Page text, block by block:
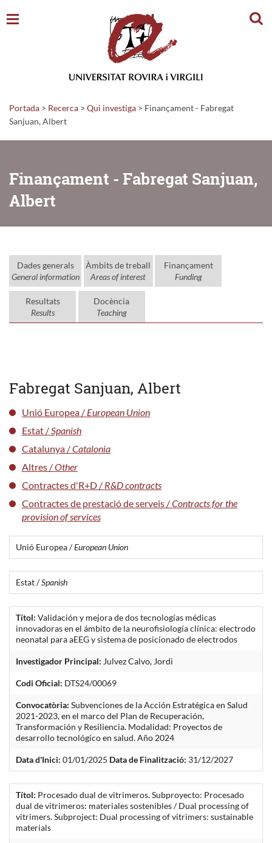
Portada > Recerca > Qui investiga > Finançament - Fabregat
Sanjuan, Albert
Finançament - Fabregat Sanjuan,
Albert
Dades generals
General information
Àmbits de treball
Areas of interest
Finançament
Funding
Resultats
Results
Docència
Teaching
Fabregat Sanjuan, Albert
Unió Europea / European Union
Estat / Spanish
Catalunya /Catalonia
Altres /Other
Contractes d'R+D / R&D contracts
Contractes de prestació de serveis /Contracts for the
provision of services
Unió Europea /European Union
Estat /Spanish
Títol: Validación y mejora de dos tecnologías médicas
innovadoras en el ámbito de la neurofisiología clínica: electrodo
neonatal para aEEG y sistema de posicionado de electrodos
Investigador Principal: Julvez Calvo, Jordi
Codi Oficial: DTS24/00069
Convocatòria: Subvenciones de la Acción Estratégica en Salud
2021-2023, en el marco del Plan de Recuperación,
Transformación y Resiliencia. Modalidad: Proyectos de
desarrollo tecnológico en salud. Año 2024
Data d'Inici: 01/01/2025 Data de Finalització: 31/12/2027
Títol: Procesado dual de vitrimeros. Subproyecto: Procesado
dual de vitrimeros: materiales sostenibles / Dual processing of
vitrimers. Subproject: Dual processing of vitrimers: sustainable
materials